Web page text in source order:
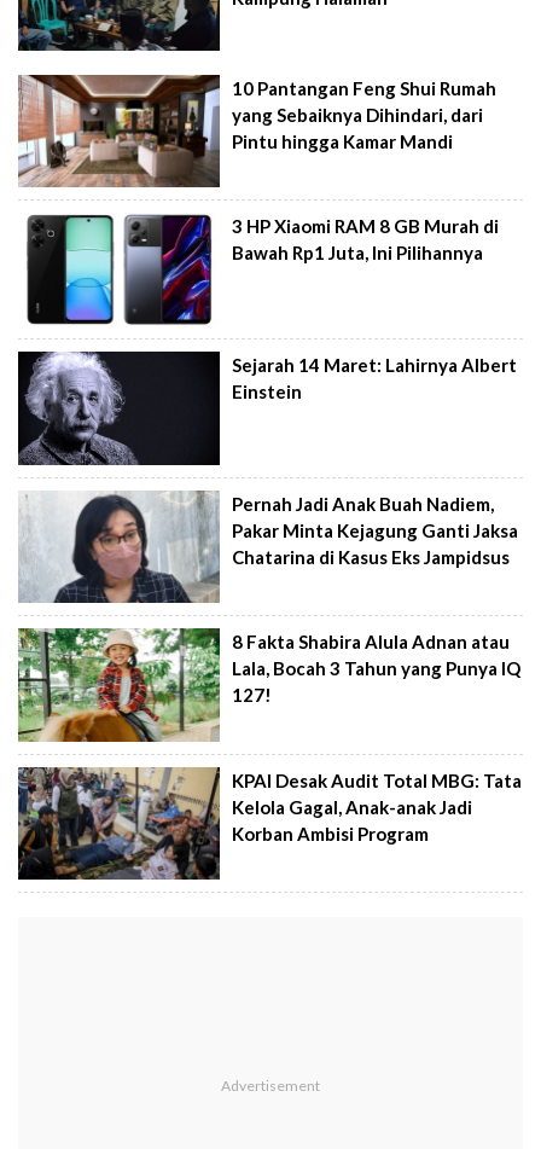
10 Pantangan Feng Shui Rumah
yang Sebaiknya Dihindari, dari
Pintu hingga Kamar Mandi
3 HP Xiaomi RAM 8 GB Murah di
Bawah Rp1 Juta, Ini Pilihannya
Sejarah 14 Maret: Lahirnya Albert
Einstein
Pernah Jadi Anak Buah Nadiem,
Pakar Minta Kejagung Ganti Jaksa
Chatarina di Kasus Eks Jampidsus
8 Fakta Shabira Alula Adnan atau
Lala, Bocah 3 Tahun yang Punya IQ
127!
KPAI Desak Audit Total MBG: Tata
Kelola Gagal, Anak-anak Jadi
Korban Ambisi Program